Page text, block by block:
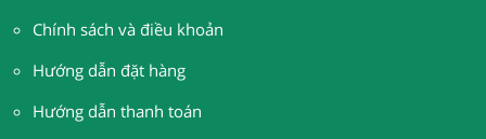
Chính sách và điều khoản
Hướng dẫn đặt hàng
Hướng dẫn thanh toán